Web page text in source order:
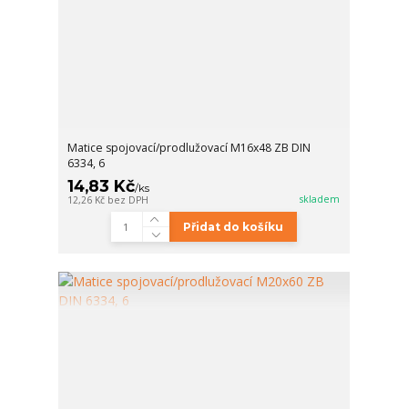
Matice spojovací/prodlužovací M16x48 ZB DIN
6334, 6
14,83 Kč/ks
12,26 Kč bez DPH skladem
Přidat do košíku